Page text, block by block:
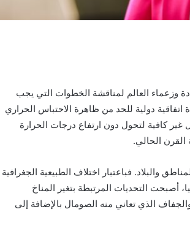
وزعماء العالم لمناقشة الخطوات التي يجب
اتفاقية دولية للحد من ظاهرة الاحتباس الحراري
غير كافية لتحول دون ارتفاع درجات الحرارة
الحالي.
والبلاد. فباعتبار اختلاف الطبيعية الجغرافية
التحديات المرتبطة بتغير المناخ
الذي تعاني منه الصومال بالإضافة إلى